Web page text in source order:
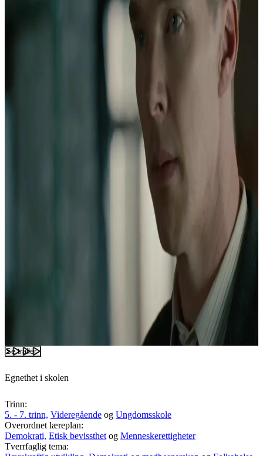
Se trailer
Egnethet i skolen
Trinn:
5. - 7. trinn, Videregående og Ungdomsskole
Overordnet læreplan:
Demokrati, Etisk bevissthet og Menneskerettigheter
Tverrfaglig tema: